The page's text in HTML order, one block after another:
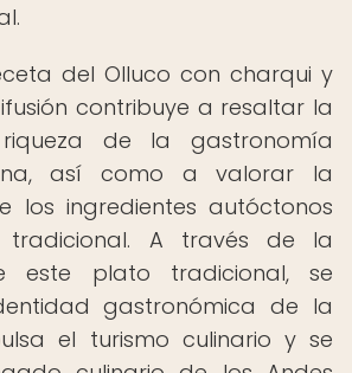
del Olluco con charqui y
contribuye a resaltar la
de la gastronomía
así como a valorar la
los ingredientes autóctonos
A través de la
este plato tradicional, se
gastronómica de la
el turismo culinario y se